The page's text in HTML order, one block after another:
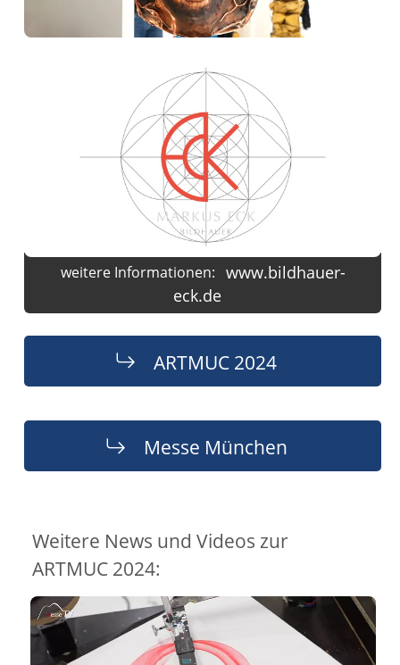
weitere Informationen: www.bildhauer-
eck.de
ARTMUC 2024
Messe München
Weitere News und Videos zur
ARTMUC 2024: